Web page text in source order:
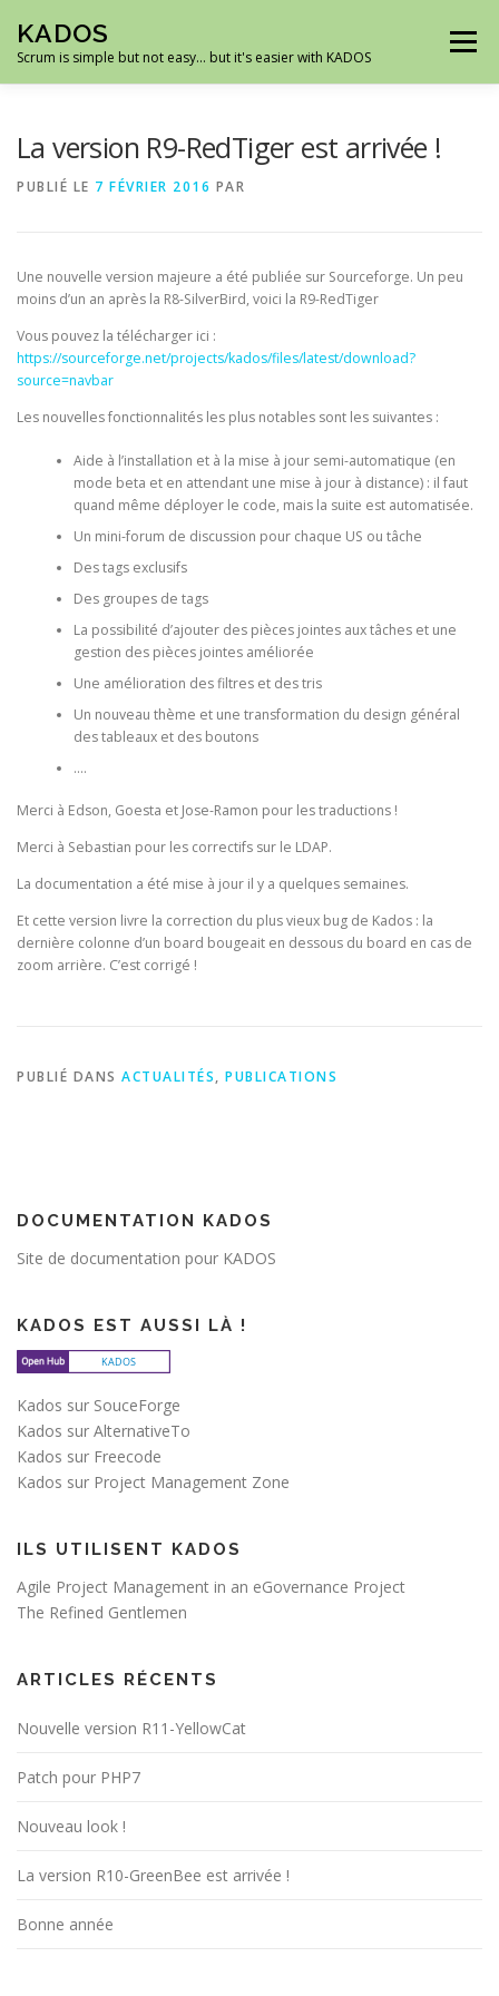
contenu
KADOS
Scrum is simple but not easy… but it's easier with KADOS
Menu
La version R9-RedTiger est arrivée !
PUBLIÉ LE 7 FÉVRIER 2016 PAR
Une nouvelle version majeure a été publiée sur Sourceforge. Un peu
moins d’un an après la R8-SilverBird, voici la R9-RedTiger
Vous pouvez la télécharger ici :
https://sourceforge.net/projects/kados/files/latest/download?
source=navbar
Les nouvelles fonctionnalités les plus notables sont les suivantes :
Aide à l’installation et à la mise à jour semi-automatique (en
mode beta et en attendant une mise à jour à distance) : il faut
quand même déployer le code, mais la suite est automatisée.
Un mini-forum de discussion pour chaque US ou tâche
Des tags exclusifs
Des groupes de tags
La possibilité d’ajouter des pièces jointes aux tâches et une
gestion des pièces jointes améliorée
Une amélioration des filtres et des tris
Un nouveau thème et une transformation du design général
des tableaux et des boutons
….
Merci à Edson, Goesta et Jose-Ramon pour les traductions !
Merci à Sebastian pour les correctifs sur le LDAP.
La documentation a été mise à jour il y a quelques semaines.
Et cette version livre la correction du plus vieux bug de Kados : la
dernière colonne d’un board bougeait en dessous du board en cas de
zoom arrière. C’est corrigé !
PUBLIÉ DANS ACTUALITÉS, PUBLICATIONS
DOCUMENTATION KADOS
Site de documentation pour KADOS
KADOS EST AUSSI LÀ !
Kados sur SouceForge
Kados sur AlternativeTo
Kados sur Freecode
Kados sur Project Management Zone
ILS UTILISENT KADOS
Agile Project Management in an eGovernance Project
The Refined Gentlemen
ARTICLES RÉCENTS
Nouvelle version R11-YellowCat
Patch pour PHP7
Nouveau look !
La version R10-GreenBee est arrivée !
Bonne année